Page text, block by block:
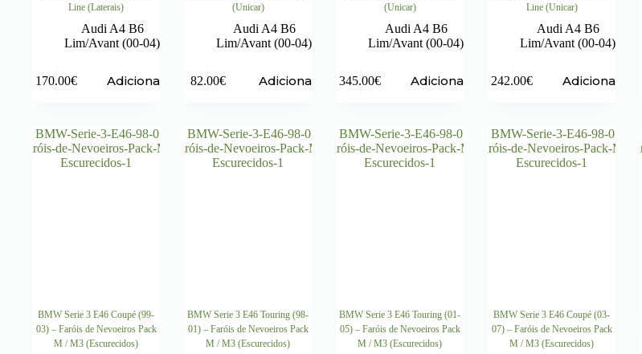
Line (Laterais)
Audi A4 B6
Lim/Avant (00-04)
170.00€ Adicionar
(Unicar)
Audi A4 B6
Lim/Avant (00-04)
82.00€ Adicionar
(Unicar)
Audi A4 B6
Lim/Avant (00-04)
345.00€ Adicionar
Line (Unicar)
Audi A4 B6
Lim/Avant (00-04)
242.00€ Adicionar
BMW Serie 3 E46 Coupé (99-
03) – Faróis de Nevoeiros Pack
M / M3 (Escurecidos)
BMW Serie 3 E46 Touring (98-
01) – Faróis de Nevoeiros Pack
M / M3 (Escurecidos)
BMW Serie 3 E46 Touring (01-
05) – Faróis de Nevoeiros Pack
M / M3 (Escurecidos)
BMW Serie 3 E46 Coupé (03-
07) – Faróis de Nevoeiros Pack
M / M3 (Escurecidos)